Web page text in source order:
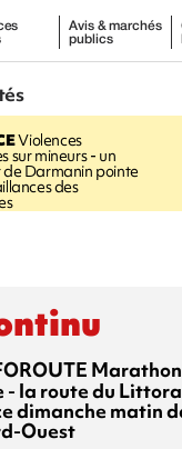
Avis & marchés
publics
Violences
sur mineurs - un
de Darmanin pointe
des
- la route du
dimanche matin
Ouest